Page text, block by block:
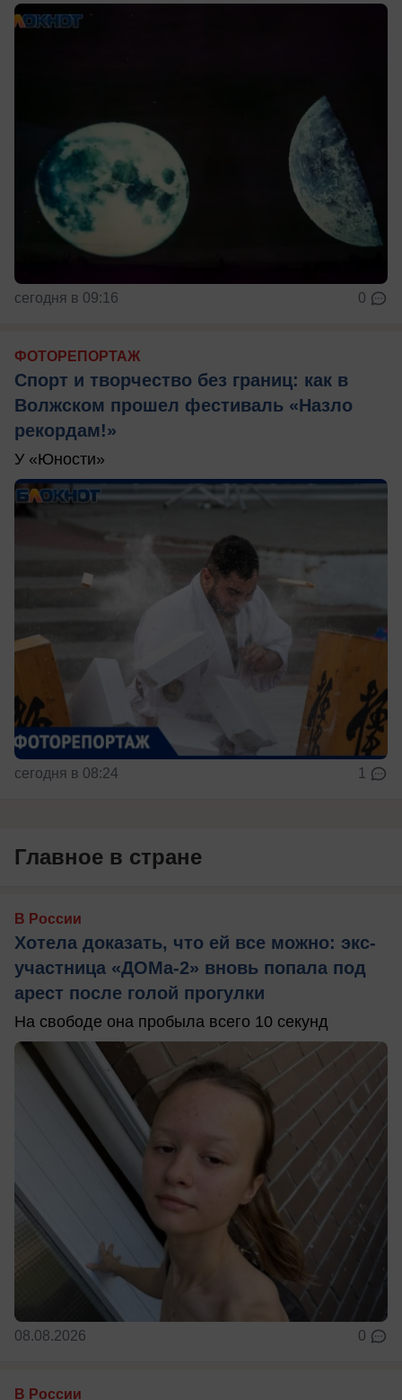
сегодня в 09:16 0
ФОТОРЕПОРТАЖ
Спорт и творчество без границ: как в
Волжском прошел фестиваль «Назло
рекордам!»
У «Юности»
сегодня в 08:24 1
Главное в стране
В России
Хотела доказать, что ей все можно: экс-
участница «ДОМа-2» вновь попала под
арест после голой прогулки
На свободе она пробыла всего 10 секунд
08.08.2026 0
В России